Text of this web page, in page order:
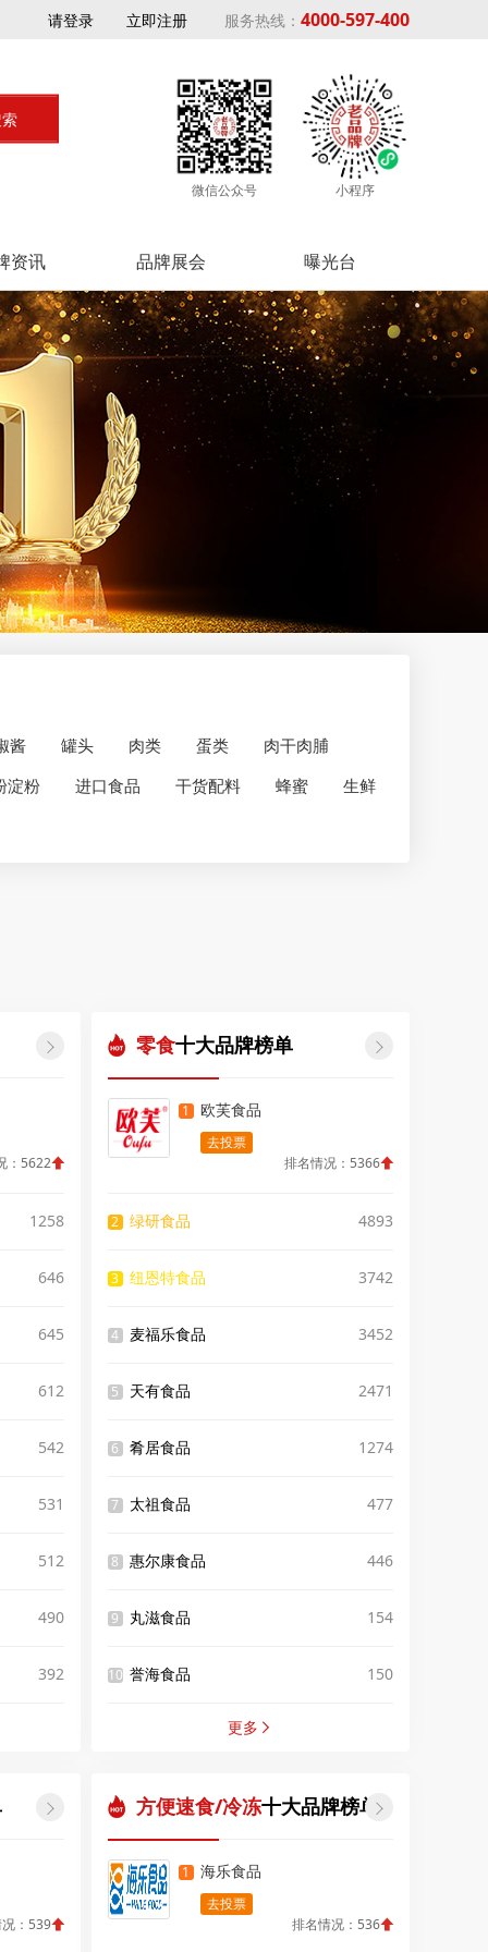
请登录 立即注册 服务热线： 4000-597-400
微信公众号 小程序
资讯 品牌展会 曝光台
酱 罐头 肉类 蛋类
肉干肉脯
淀粉
进口食品 干货配料 蜂蜜 生鲜

：5622
1258
646
645
612
542
531
512
490
392
零食十大品牌榜单 
1 欧芙食品
去投票
排名情况：5366
2 绿研食品 4893
3 纽恩特食品 3742
4 麦福乐食品 3452
5 天有食品 2471
6 肴居食品 1274
7 太祖食品 477
8 惠尔康食品 446
9 丸滋食品 154
10 誉海食品 150
更多 

：539
方便速食/冷冻十大品牌榜单
1 海乐食品
去投票
排名情况：536